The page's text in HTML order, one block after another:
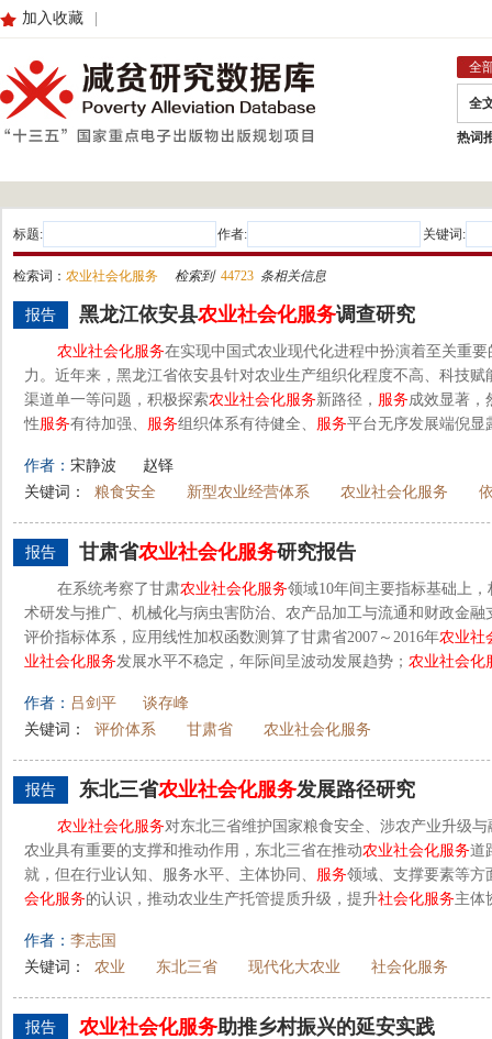
加入收藏
全
全
热词
标题: 作者: 关键词:
检索词： 农业社会化服务 检索到 44723 条相关信息
报告 黑龙江依安县农业社会化服务调查研究
农业社会化服务在实现中国式农业现代化进程中扮演着至关重
力。近年来，黑龙江省依安县针对农业生产组织化程度不高、科技
渠道单一等问题，积极探索农业社会化服务新路径， 服务成效显著，
性服务有待加强、 服务组织体系有待健全、 服务平台无序发展端倪显
作者： 宋静波
赵铎
关键词：
粮食安全 新型农业经营体系 农业社会化服务
报告 甘肃省农业社会化服务研究报告
在系统考察了甘肃农业社会化服务领域10年间主要指标基础上
术研发与推广、机械化与病虫害防治、农产品加工与流通和财政金融
评价指标体系，应用线性加权函数测算了甘肃省2007～2016年农业社
业社会化服务发展水平不稳定，年际间呈波动发展趋势； 农业社会化
作者： 吕剑平
谈存峰
关键词：
评价体系 甘肃省 农业社会化服务
报告 东北三省农业社会化服务发展路径研究
农业社会化服务对东北三省维护国家粮食安全、涉农产业升级与
农业具有重要的支撑和推动作用，东北三省在推动农业社会化服务道
就，但在行业认知、服务水平、主体协同、 服务领域、支撑要素等方
会化服务的认识，推动农业生产托管提质升级，提升社会化服务主体
作者： 李志国
关键词：
农业 东北三省 现代化大农业 社会化服务
报告 农业社会化服务助推乡村振兴的延安实践